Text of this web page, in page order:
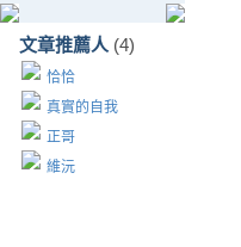
文章推薦人 (4)
恰恰
真實的自我
正哥
維沅